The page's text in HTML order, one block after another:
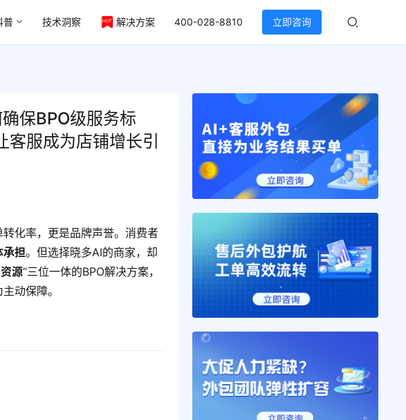
普 技术洞察 解决方案 400-028-8810 立即咨询
保BPO级服务标
服成为店铺增长引
化率，更是品牌声誉。消费者
承担。但选择晓多AI的商家，却
源“三位一体的BPO解决方案，
动保障。